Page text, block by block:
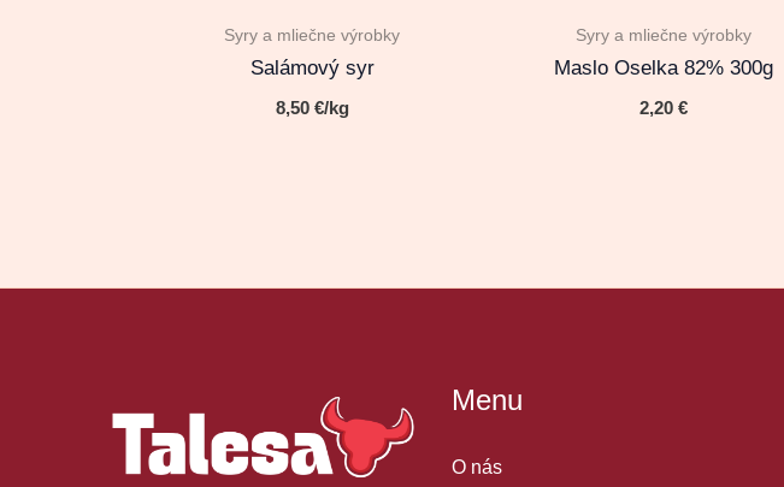
Syry a mliečne výrobky
Salámový syr
8,50 €/kg
Syry a mliečne výrobky
Maslo Oselka 82% 300g
2,20€
Menu
O nás